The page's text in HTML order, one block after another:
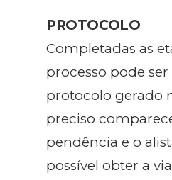
PROTOCOLO
Completadas as
processo pode
protocolo gerado
preciso
pendência e o
possível obter a